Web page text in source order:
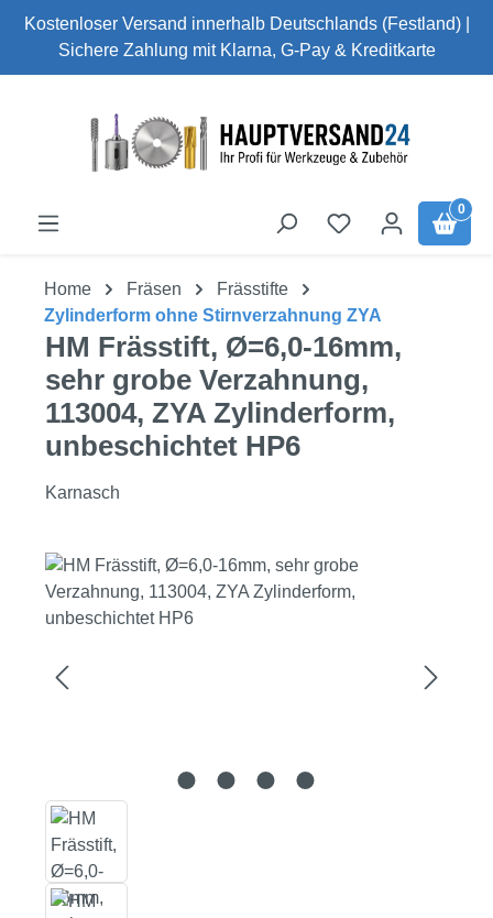
Zum Hauptinhalt springen
Kostenloser Versand innerhalb Deutschlands (Festland) |
Sichere Zahlung mit Klarna, G-Pay & Kreditkarte
0
Home Fräsen
Frässtifte
Zylinderform ohne Stirnverzahnung ZYA
HM Frässtift, Ø=6,0-16mm,
sehr grobe Verzahnung,
113004, ZYA Zylinderform,
unbeschichtet HP6
Karnasch
Bildergalerie überspringen